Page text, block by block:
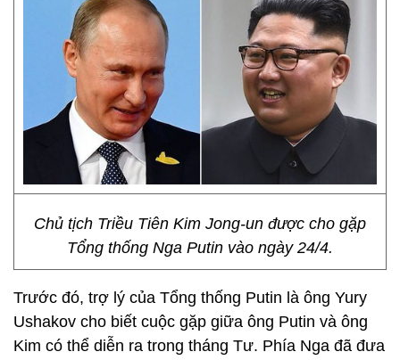
Chủ tịch Triều Tiên Kim Jong-un được cho gặp
Tổng thống Nga Putin vào ngày 24/4.
Trước đó, trợ lý của Tổng thống Putin là ông Yury
Ushakov cho biết cuộc gặp giữa ông Putin và ông
Kim có thể diễn ra trong tháng Tư. Phía Nga đã đưa